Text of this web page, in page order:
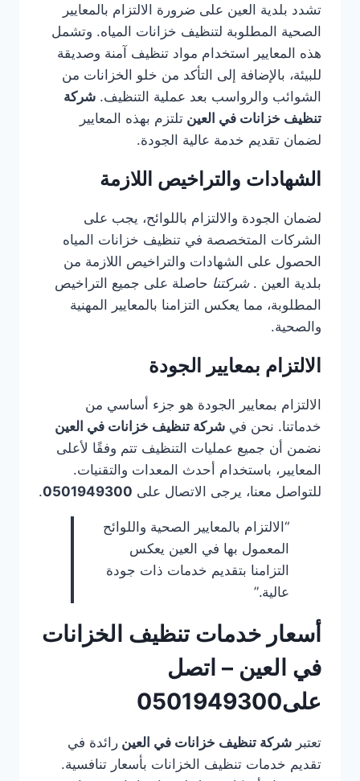
تشدد بلدية العين على ضرورة الالتزام بالمعايير
الصحية المطلوبة لتنظيف خزانات المياه. وتشمل
هذه المعايير استخدام مواد تنظيف آمنة وصديقة
للبيئة، بالإضافة إلى التأكد من خلو الخزانات من
الشوائب والرواسب بعد عملية التنظيف. شركة
تنظيف خزانات في العين تلتزم بهذه المعايير
لضمان تقديم خدمة عالية الجودة.
الشهادات والتراخيص اللازمة
لضمان الجودة والالتزام باللوائح، يجب على
الشركات المتخصصة في تنظيف خزانات المياه
الحصول على الشهادات والتراخيص اللازمة من
بلدية العين .شركتنا حاصلة على جميع التراخيص
المطلوبة، مما يعكس التزامنا بالمعايير المهنية
والصحية.
الالتزام بمعايير الجودة
الالتزام بمعايير الجودة هو جزء أساسي من
خدماتنا. نحن في شركة تنظيف خزانات في العين
نضمن أن جميع عمليات التنظيف تتم وفقًا لأعلى
المعايير، باستخدام أحدث المعدات والتقنيات.
للتواصل معنا، يرجى الاتصال على 0501949300
.
“الالتزام بالمعايير الصحية واللوائح
المعمول بها في العين يعكس
التزامنا بتقديم خدمات ذات جودة
عالية.”
أسعار خدمات تنظيف الخزانات
في العين – اتصل
على0501949300
تعتبر شركة تنظيف خزانات في العين رائدة في
تقديم خدمات تنظيف الخزانات بأسعار تنافسية.